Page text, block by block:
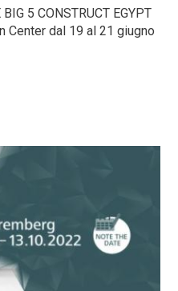
5 CONSTRUCT EGYPT
Center dal 19 al 21 giugno